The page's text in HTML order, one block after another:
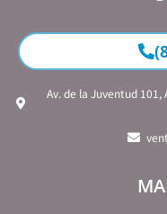
Av. de la Juventud 101,